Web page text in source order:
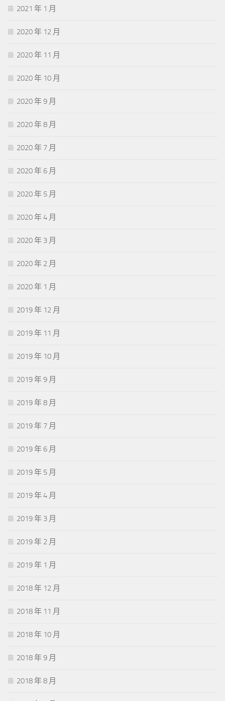
2021 年 1 月
2020 年 12 月
2020 年 11 月
2020 年 10 月
2020 年 9 月
2020 年 8 月
2020 年 7 月
2020 年 6 月
2020 年 5 月
2020 年 4 月
2020 年 3 月
2020 年 2 月
2020 年 1 月
2019 年 12 月
2019 年 11 月
2019 年 10 月
2019 年 9 月
2019 年 8 月
2019 年 7 月
2019 年 6 月
2019 年 5 月
2019 年 4 月
2019 年 3 月
2019 年 2 月
2019 年 1 月
2018 年 12 月
2018 年 11 月
2018 年 10 月
2018 年 9 月
2018 年 8 月